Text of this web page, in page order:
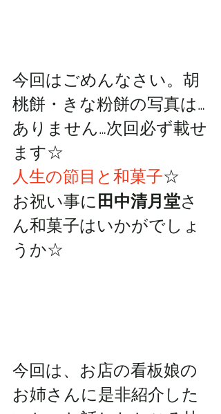
今回はごめんなさい。胡
桃餅・きな粉餅の写真は…
ありません…次回必ず載せ
ます☆
人生の節目と和菓子☆
お祝い事に 田中清月堂さ
ん和菓子はいかがでしょ
うか☆
今回は、お店の看板娘の
お姉さんに是非紹介した